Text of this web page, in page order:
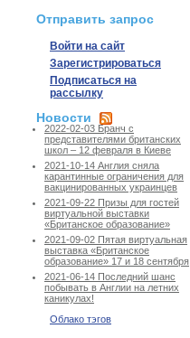
Отправить запрос
Войти на сайт
Зарегистрироваться
Подписаться на
рассылку
Новости
2022-02-03 Бранч с
представителями британских
школ – 12 февраля в Киеве
2021-10-14 Англия сняла
карантинные ограничения для
вакцинированных украинцев
2021-09-22 Призы для гостей
виртуальной выставки
«Британское образование»
2021-09-02 Пятая виртуальная
выставка «Британское
образование» 17 и 18 сентября
2021-06-14 Последний шанс
побывать в Англии на летних
каникулах!
Облако тэгов